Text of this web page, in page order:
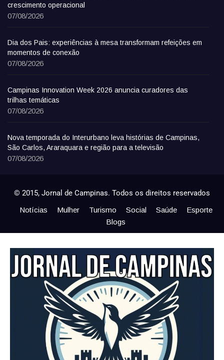
crescimento operacional
07/08/2026
Dia dos Pais: experiências à mesa transformam refeições em
momentos de conexão
07/08/2026
Campinas Innovation Week 2026 anuncia curadores das
trilhas temáticas
07/08/2026
Nova temporada do Interurbano leva histórias de Campinas,
São Carlos, Araraquara e região para a televisão
07/08/2026
© 2015, Jornal de Campinas. Todos os direitos reservados
Notícias Mulher Turismo Social Saúde
Esporte
Blogs